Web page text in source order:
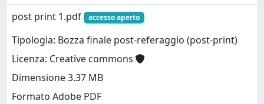
post print 1.pdf accesso aperto
Tipologia: Bozza finale post-referaggio (post-print)
Licenza: Creative commons
Dimensione 3.37 MB
Formato Adobe PDF